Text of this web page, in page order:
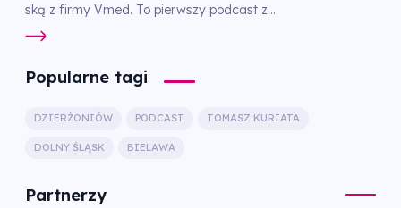
ską z firmy Vmed. To pierwszy podcast z...
Popularne tagi
DZIERŻONIÓW PODCAST TOMASZ KURIATA
DOLNY ŚLĄSK BIELAWA
Partnerzy